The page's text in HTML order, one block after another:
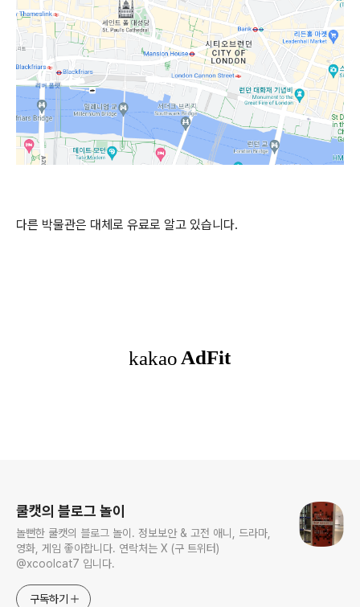
다른 박물관은 대체로 유료로 알고 있습니다.
쿨캣의 블로그 놀이
놀뻔한 쿨캣의 블로그 놀이. 정보보안 & 고전 애니, 드라마,
영화, 게임 좋아합니다. 연락처는 X (구 트위터)
@xcoolcat7 입니다.
구독하기